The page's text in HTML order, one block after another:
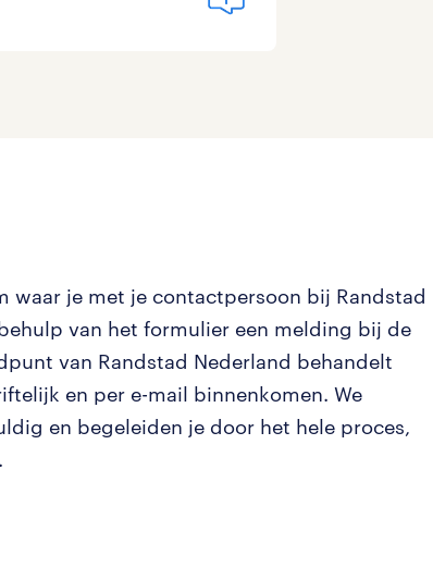
waar je met je contactpersoon bij Randstad
van het formulier een melding bij de
van Randstad Nederland behandelt
en per e-mail binnenkomen. We
en begeleiden je door het hele proces,